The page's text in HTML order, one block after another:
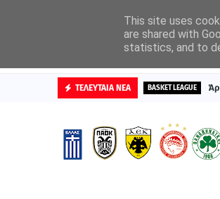
ΤΕΛΕΥΤΑΙΑ ΝΕΑ BASKET LEAGUE
This site uses
are shared with
statistics, and to